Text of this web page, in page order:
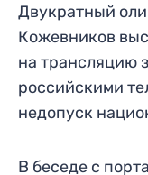
Двукратный
Кожевников
на трансляцию
российскими
недопуск
В беседе с